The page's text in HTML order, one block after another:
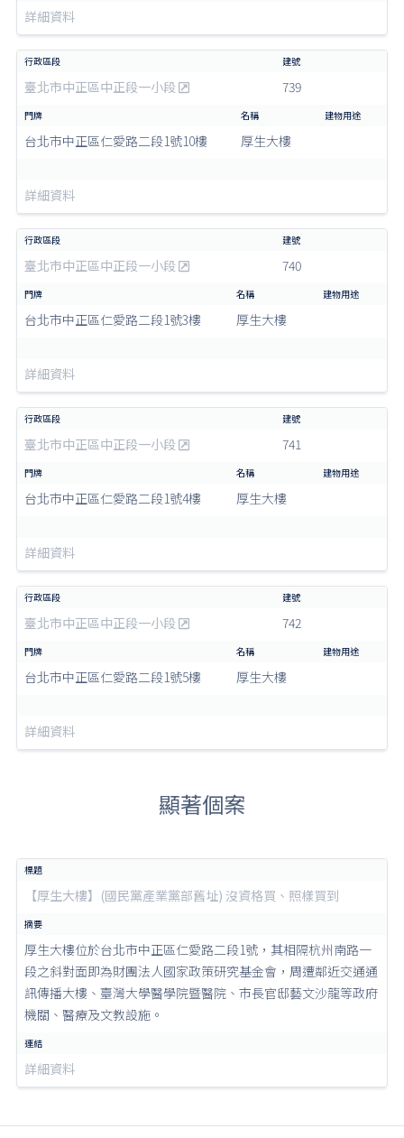
詳細資料
臺北市中正區中正段一小段 739
台北市中正區仁愛路二段1號10樓 厚生大樓
詳細資料
臺北市中正區中正段一小段 740
台北市中正區仁愛路二段1號3樓 厚生大樓
詳細資料
臺北市中正區中正段一小段 741
台北市中正區仁愛路二段1號4樓 厚生大樓
詳細資料
臺北市中正區中正段一小段 742
台北市中正區仁愛路二段1號5樓 厚生大樓
詳細資料
顯著個案
【厚生大樓】(國民黨產業黨部舊址) 沒資格買、照樣買到
厚生大樓位於台北市中正區仁愛路二段1號，其相隔杭州南路一
段之斜對面即為財團法人國家政策研究基金會，周遭鄰近交通通
訊傳播大樓、臺灣大學醫學院暨醫院、市長官邸藝文沙龍等政府
機關、醫療及文教設施。
詳細資料